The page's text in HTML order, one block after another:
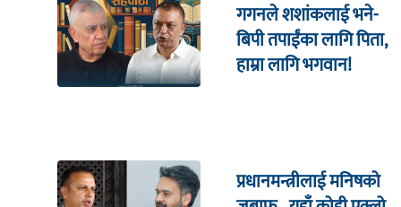
गगनले शशांकलाई भने-
बिपी तपाईंका लागि पिता,
हाम्रा लागि भगवान!
प्रधानमन्त्रीलाई मनिषको